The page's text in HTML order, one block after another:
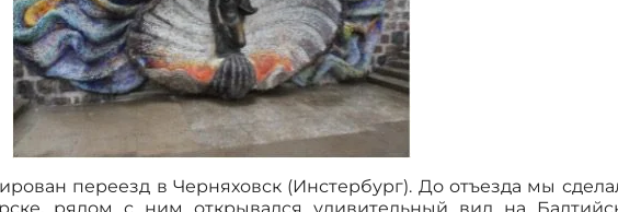
переезд в Черняховск (Инстербург). До отъезда мы